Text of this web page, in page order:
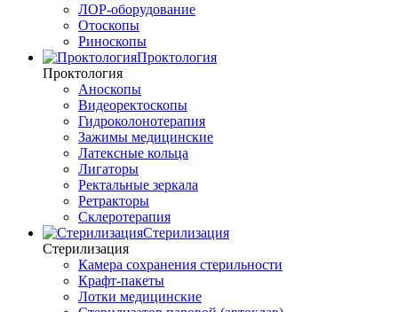
ЛОР-оборудование
Отоскопы
Риноскопы
Проктология
Проктология
Аноскопы
Видеоректоскопы
Гидроколонотерапия
Зажимы медицинские
Латексные кольца
Лигаторы
Ректальные зеркала
Ретракторы
Склеротерапия
Стерилизация
Стерилизация
Камера сохранения стерильности
Крафт-пакеты
Лотки медицинские